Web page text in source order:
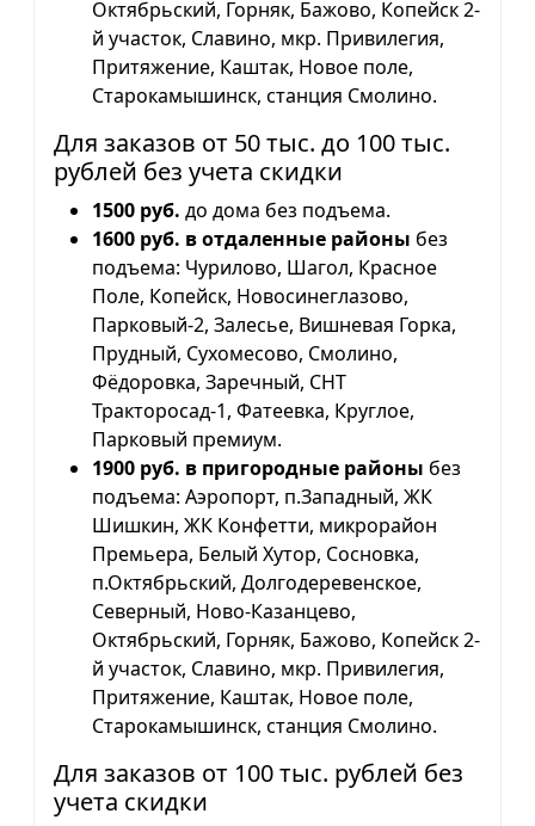
Октябрьский, Горняк, Бажово, Копейск 2-
й участок, Славино, мкр. Привилегия,
Притяжение, Каштак, Новое поле,
Старокамышинск, станция Смолино.
Для заказов от 50 тыс. до 100 тыс.
рублей без учета скидки
1500 руб. до дома без подъема.
1600 руб. в отдаленные районы без
подъема: Чурилово, Шагол, Красное
Поле, Копейск, Новосинеглазово,
Парковый-2, Залесье, Вишневая Горка,
Прудный, Сухомесово, Смолино,
Фёдоровка, Заречный, СНТ
Тракторосад-1, Фатеевка, Круглое,
Парковый премиум.
1900 руб. в пригородные районы без
подъема: Аэропорт, п.Западный, ЖК
Шишкин, ЖК Конфетти, микрорайон
Премьера, Белый Хутор, Сосновка,
п.Октябрьский, Долгодеревенское,
Северный, Ново-Казанцево,
Октябрьский, Горняк, Бажово, Копейск 2-
й участок, Славино, мкр. Привилегия,
Притяжение, Каштак, Новое поле,
Старокамышинск, станция Смолино.
Для заказов от 100 тыс. рублей без
учета скидки